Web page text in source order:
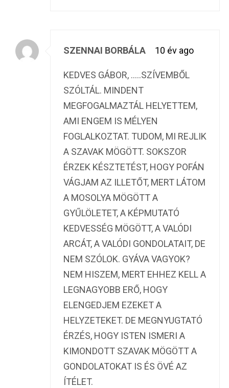
SZENNAI BORBÁLA 10 év ago
KEDVES GÁBOR, …..SZÍVEMBŐL
SZÓLTÁL. MINDENT
MEGFOGALMAZTÁL HELYETTEM,
AMI ENGEM IS MÉLYEN
FOGLALKOZTAT. TUDOM, MI REJLIK
A SZAVAK MÖGÖTT. SOKSZOR
ÉRZEK KÉSZTETÉST, HOGY POFÁN
VÁGJAM AZ ILLETŐT, MERT LÁTOM
A MOSOLYA MÖGÖTT A
GYŰLÖLETET, A KÉPMUTATÓ
KEDVESSÉG MÖGÖTT, A VALÓDI
ARCÁT, A VALÓDI GONDOLATAIT, DE
NEM SZÓLOK. GYÁVA VAGYOK?
NEM HISZEM, MERT EHHEZ KELL A
LEGNAGYOBB ERŐ, HOGY
ELENGEDJEM EZEKET A
HELYZETEKET. DE MEGNYUGTATÓ
ÉRZÉS, HOGY ISTEN ISMERI A
KIMONDOTT SZAVAK MÖGÖTT A
GONDOLATOKAT IS ÉS ÖVÉ AZ
ÍTÉLET.